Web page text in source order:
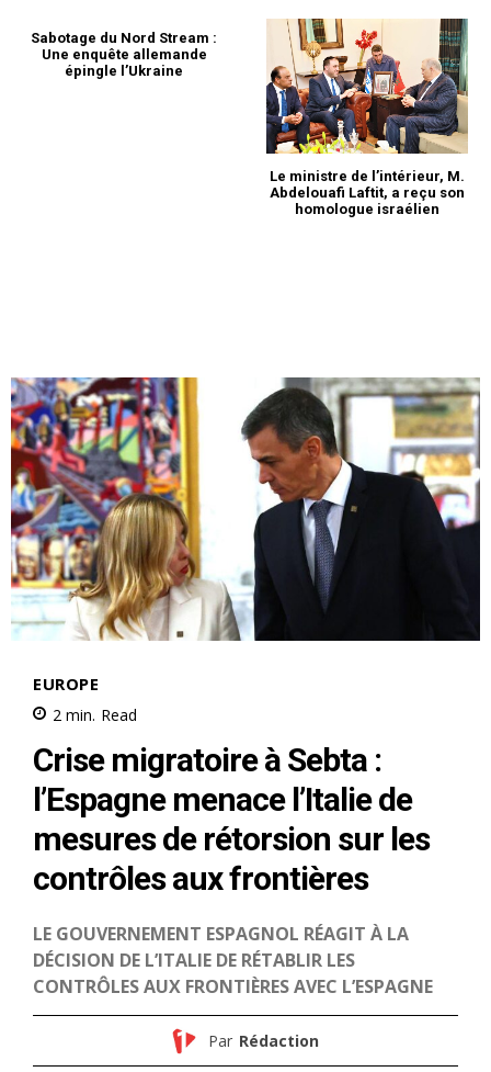
Sabotage du Nord Stream :
Une enquête allemande
épingle l’Ukraine
Le ministre de l’intérieur, M.
Abdelouafi Laftit, a reçu son
homologue israélien